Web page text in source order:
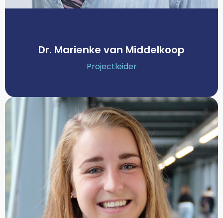
Dr. Marienke van Middelkoop
Projectleider